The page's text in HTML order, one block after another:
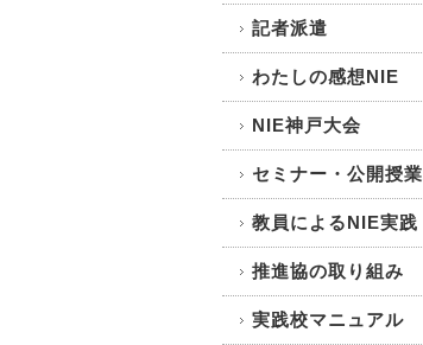
記者派遣
わたしの感想NIE
NIE神戸大会
セミナー・公開授業
教員によるNIE実践
推進協の取り組み
実践校マニュアル